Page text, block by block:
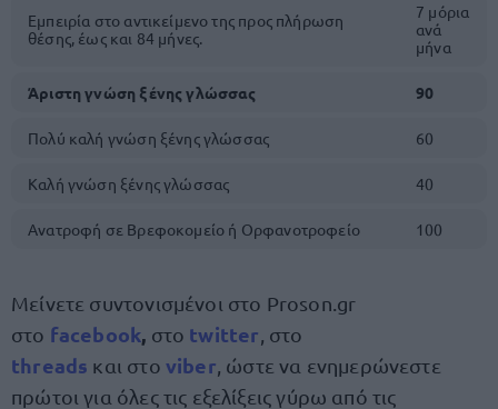
Εμπειρία στο αντικείμενο της προς πλήρωση
θέσης, έως και 84 μήνες.
7 μόρια
ανά
μήνα
Άριστη γνώση ξένης γλώσσας 90
Πολύ καλή γνώση ξένης γλώσσας 60
Καλή γνώση ξένης γλώσσας 40
Ανατροφή σε Βρεφοκομείο ή Ορφανοτροφείο 100
Μείνετε συντονισμένοι στο Proson.gr
στο facebook, στο twitter , στο
threads και στο viber , ώστε να ενημερώνεστε
πρώτοι για όλες τις εξελίξεις γύρω από τις